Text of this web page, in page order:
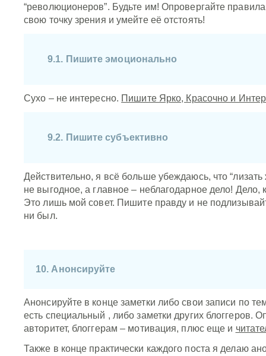
“революционеров”. Будьте им! Опровергайте
свою точку зрения и умейте её отстоять!
9.1. Пишите эмоционально
Сухо – не интересно. Пишите Ярко, Красочно и
9.2. Пишите субъективно
Действительно, я всё больше убеждаюсь, что
не выгодное, а главное – неблагодарное дело! Дело,
Это лишь мой совет. Пишите правду и не
ни был.
10. Анонсируйте
Анонсируйте в конце заметки либо свои записи по
есть специальный , либо заметки других блоггеров.
авторитет, блоггерам – мотивация, плюс еще и
Также в конце практически каждого поста я делаю